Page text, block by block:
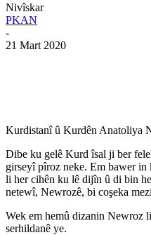
Nivîskar
PKAN
-
21 Mart 2020
Kurdistanî û Kurdên Anatoliya
Dibe ku gelê Kurd îsal ji ber
girseyî pîroz neke. Em bawer
li her cihên ku lê dijîn û di bin
netewî, Newrozê, bi coşeka
Wek em hemû dizanin Newroz
serhildanê ye.